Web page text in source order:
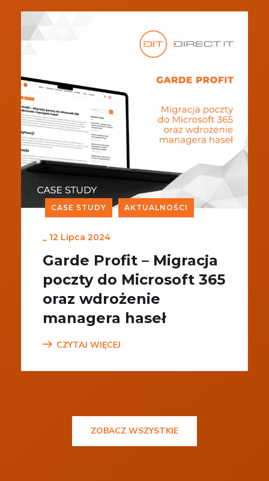
CASE STUDY AKTUALNOŚCI
_ 12 Lipca 2024
Garde Profit – Migracja
poczty do Microsoft 365
oraz wdrożenie
managera haseł
CZYTAJ WIĘCEJ
ZOBACZ WSZYSTKIE